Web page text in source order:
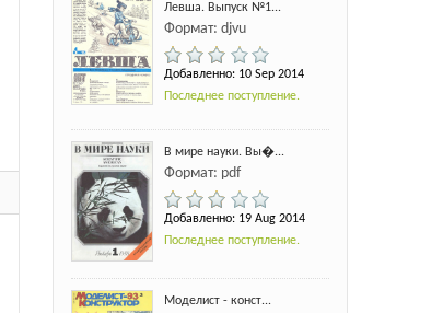
Левша. Выпуск №1...
Формат: djvu
Добавленно: 10 Sep 2014
Последнее поступление.
В мире науки. Вы�...
Формат: pdf
Добавленно: 19 Aug 2014
Последнее поступление.
Моделист - конст...